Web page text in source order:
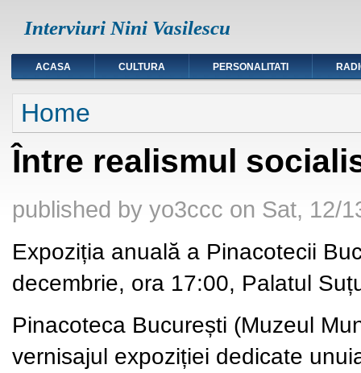
Interviuri Nini Vasilescu
ACASA CULTURA PERSONALITATI
You are here
Home
Între realismul
published by yo3ccc on Sat, 12/
Expoziția anuală a Pinacotecii
decembrie, ora 17:00, Palatul
Pinacoteca București (Muzeul
vernisajul expoziției dedicate